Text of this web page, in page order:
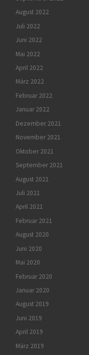
August 2022
Juli 2022
Juni 2022
Mai 2022
April 2022
März 2022
Februar 2022
Januar 2022
Dezember 2021
November 2021
Oktober 2021
September 2021
August 2021
Juli 2021
April 2021
Februar 2021
August 2020
Juni 2020
Mai 2020
Februar 2020
Januar 2020
August 2019
Juni 2019
April 2019
März 2019